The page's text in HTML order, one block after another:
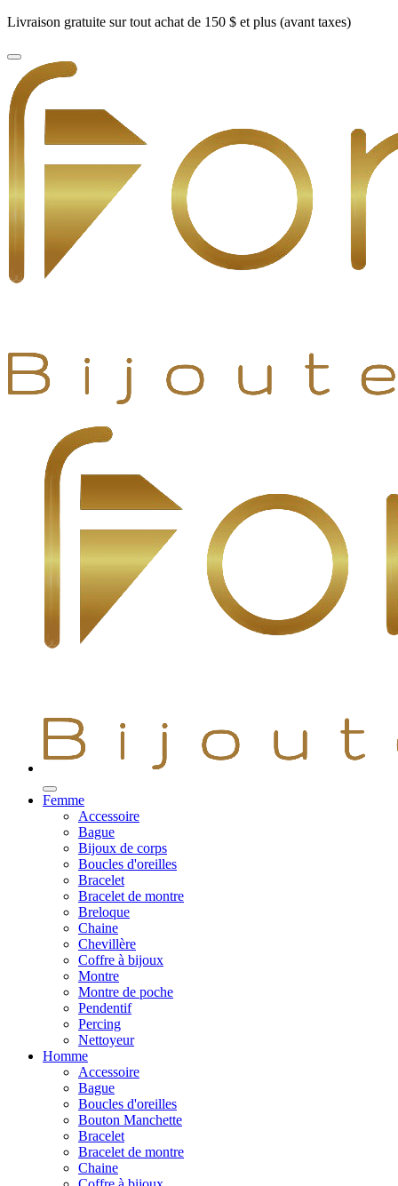
Livraison gratuite sur tout achat de 150 $ et plus (avant taxes)
Femme
Accessoire
Bague
Bijoux de corps
Boucles d'oreilles
Bracelet
Bracelet de montre
Breloque
Chaine
Chevillère
Coffre à bijoux
Montre
Montre de poche
Pendentif
Percing
Nettoyeur
Homme
Accessoire
Bague
Boucles d'oreilles
Bouton Manchette
Bracelet
Bracelet de montre
Chaine